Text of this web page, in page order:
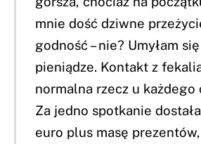
mnie dość dziwne
godność – nie? Umyłam
pieniądze. Kontakt z
normalna rzecz u każdego
Za jedno spotkanie
euro plus masę